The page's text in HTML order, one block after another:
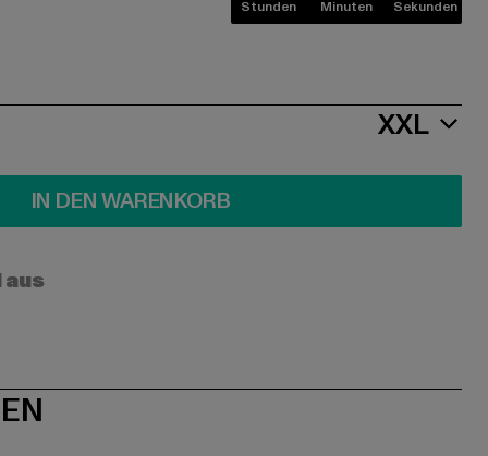
Stunden Minuten Sekunden
XXL
IN DEN WARENKORB